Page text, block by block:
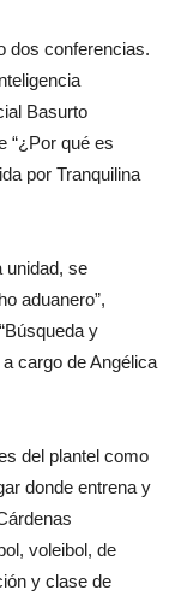
dos conferencias.
Basurto
“¿Por qué es
por Tranquilina
unidad, se
aduanero”,
y
cargo de Angélica
del plantel como
donde entrena y
voleibol, de
y clase de